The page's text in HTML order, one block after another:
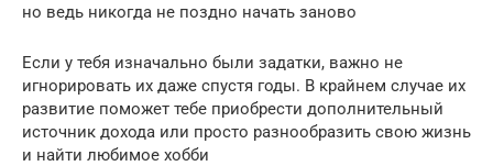
но ведь никогда не поздно начать заново
Если у тебя изначально были задатки, важно не
игнорировать их даже спустя годы. В крайнем случае их
развитие поможет тебе приобрести дополнительный
источник дохода или просто разнообразить свою жизнь
и найти любимое хобби